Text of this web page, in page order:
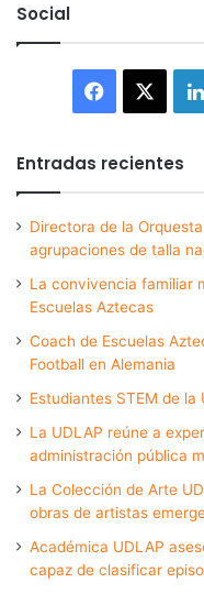
Social
Facebook
Entradas recientes
Directora de la
agrupaciones de talla
La convivencia familiar
Escuelas Aztecas
Coach de Escuelas
Football en Alemania
Estudiantes STEM de
La UDLAP reúne a
administración pública
La Colección de Arte
obras de artistas
Académica UDLAP
capaz de clasificar